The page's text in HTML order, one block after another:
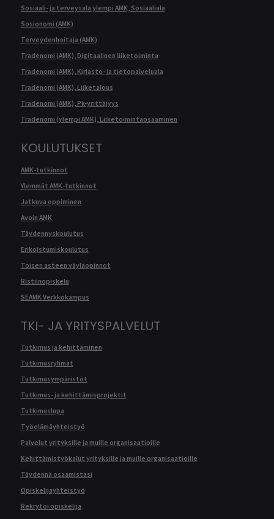
Sosiaali- ja terveysala ylempi AMK, Sosiaaliala
Sosionomi (AMK)
Terveydenhoitaja (AMK)
Tradenomi (AMK), Digitaalinen liiketoiminta
Tradenomi (AMK), Kirjasto- ja tietopalveluala
Tradenomi (AMK), Liiketalous
Tradenomi (AMK), Pk-yrittäjyys
Tradenomi (ylempi AMK), Liiketoimintaosaaminen
KOULUTUKSET
AMK-tutkinnot
Ylemmät AMK-tutkinnot
Jatkuva oppiminen
Avoin AMK
Täydennyskoulutus
Erikoistumiskoulutus
Toisen asteen väyläopinnot
Ristiinopiskelu
SEAMK Verkkokampus
TKI- JA YRITYSPALVELUT
Tutkimus ja kehittäminen
Tutkimusryhmät
Tutkimusympäristöt
Tutkimus- ja kehittämisprojektit
Tutkimuslupa
Työelämäyhteistyö
Palvelut yrityksille ja muille organisaatioille
Kehittämistyökalut yrityksille ja muille organisaatioille
Täydennä osaamistasi
Opiskelijayhteistyö
Rekrytoi opiskelija